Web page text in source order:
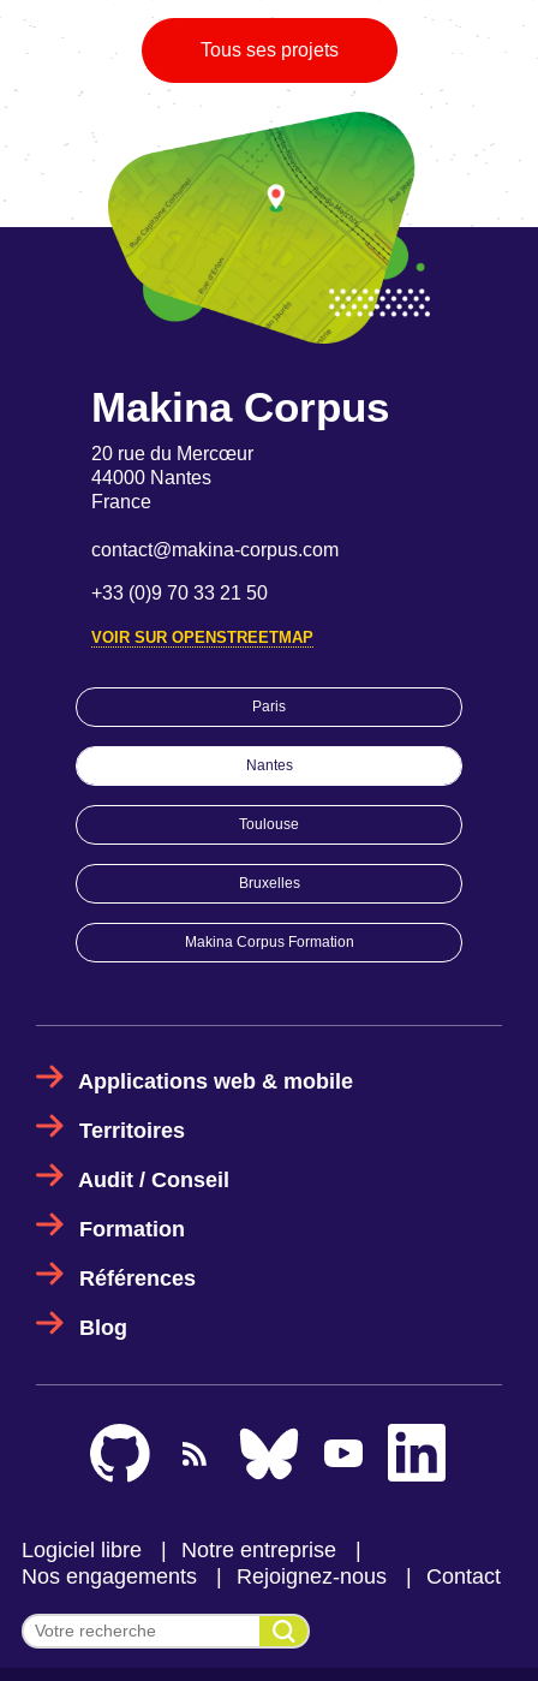
Tous ses projets
Applications web & mobile
Territoires
Audit / Conseil
Formation
Références
Blog
Paris
Nantes
Toulouse
Bruxelles
Makina Corpus Formation
Makina Corpus
20 rue du Mercœur
44000 Nantes
France
contact@makina-corpus.com
+33 (0)9 70 33 21 50
VOIR SUR OPENSTREETMAP
Logiciel libre
Notre entreprise
Nos engagements
Rejoignez-nous Contact
Effectuer une recherche